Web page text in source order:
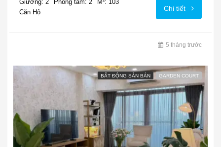
Giường: 2 Phòng tắm: 2
M²: 103
Căn Hộ
Chi tiết
5 tháng trước
BẤT ĐỘNG SẢN BÁN GARDEN COURT